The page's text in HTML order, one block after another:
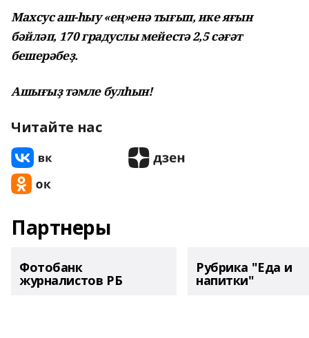
Махсус аш-һыу «ең»енә тығып, ике яғын
бәйләп, 170 градуслы мейестә 2,5 сәғәт
бешерәбеҙ.
Ашығыҙ тәмле булһын!
Читайте нас
Партнеры
Фотобанк
журналистов РБ
Рубрика "Еда и
напитки"